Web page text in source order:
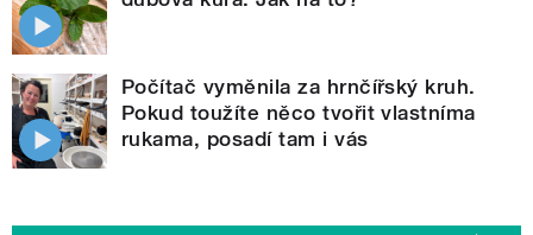
Počítač vyměnila za hrnčířský kruh.
Pokud toužíte něco tvořit vlastníma
rukama, posadí tam i vás